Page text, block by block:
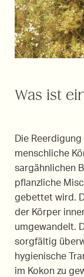
Was ist
Die
menschliche
sargähnlichen
pflanzliche
gebettet wird.
der Körper
umgewandelt.
sorgfältig
hygienische
im Kokon zu